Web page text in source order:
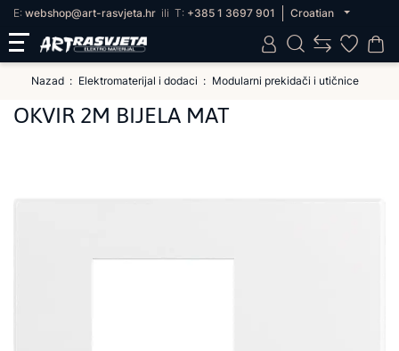
E: webshop@art-rasvjeta.hr ili T: +385 1 3697 901 Croatian
Nazad Elektromaterijal i dodaci Modularni prekidači i utičnice
OKVIR 2M BIJELA MAT